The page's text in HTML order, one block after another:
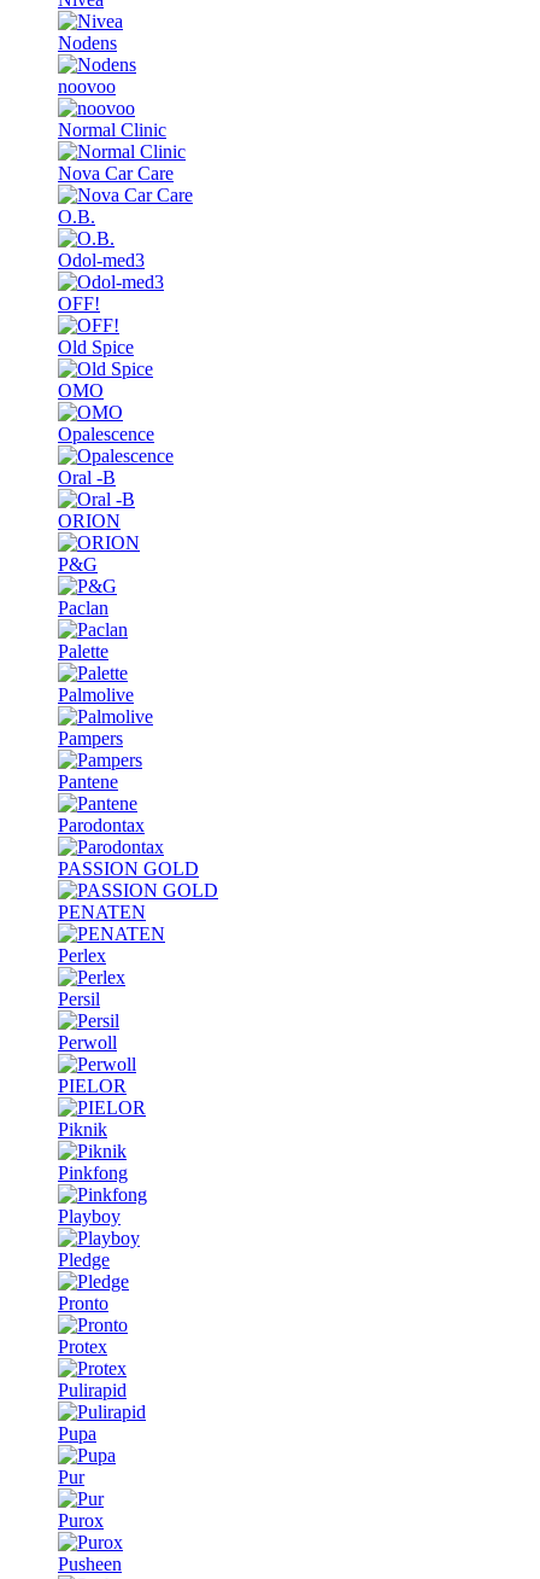
Nodens
noovoo
Normal Clinic
Nova Car Care
O.B.
Odol-med3
OFF!
Old Spice
OMO
Opalescence
Oral -B
ORION
P&G
Paclan
Palette
Palmolive
Pampers
Pantene
Parodontax
PASSION GOLD
PENATEN
Perlex
Persil
Perwoll
PIELOR
Piknik
Pinkfong
Playboy
Pledge
Pronto
Protex
Pulirapid
Pupa
Pur
Purox
Pusheen